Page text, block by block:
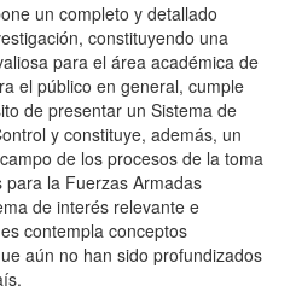
un completo y detallado
constituyendo una
para el área académica de
el público en general, cumple
de presentar un Sistema de
y constituye, además, un
de los procesos de la toma
para la Fuerzas Armadas
de interés relevante e
contempla conceptos
aún no han sido profundizados